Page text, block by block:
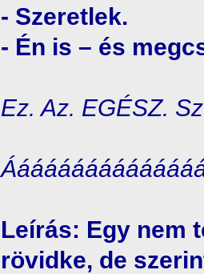
- Szeretlek.
- Én is – és
Ez. Az. EGÉSZ.
Leírás: Egy nem
rövidke, de